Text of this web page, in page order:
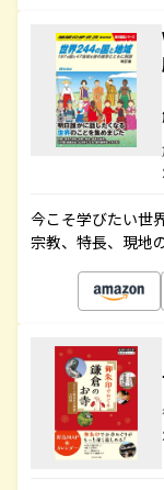
今こそ学びたい世
宗教、特長、現地